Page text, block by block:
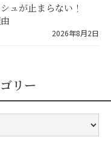
ュが止まらない！
2026年8月2日
リー